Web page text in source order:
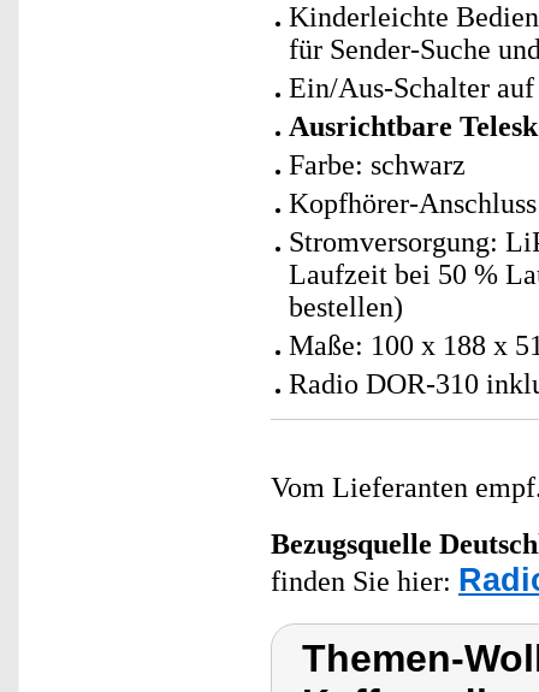
Kinderleichte
für Sender-Suche
Ein/Aus-Schalter
Ausrichtbare
Farbe: schwarz
Kopfhörer-
Stromversorgung:
Laufzeit bei 50 %
bestellen)
Maße: 100 x 188 x
Radio DOR-310
Vom Lieferanten
Bezugsquelle
finden Sie hier:
Themen-